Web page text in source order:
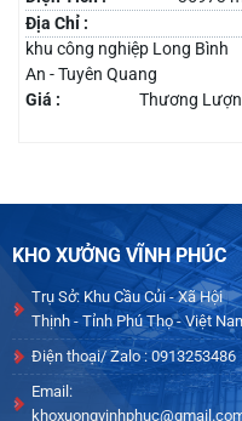
Địa Chỉ :
khu công nghiệp Long Bình
An - Tuyên Quang
Giá :
Thương
KHO XƯỞNG VĨNH PHÚC
Trụ Sở: Khu Cầu Củi - Xã Hội
Thịnh - Tỉnh Phú Thọ - Việt
Điện thoại/ Zalo : 0913253486
Email: